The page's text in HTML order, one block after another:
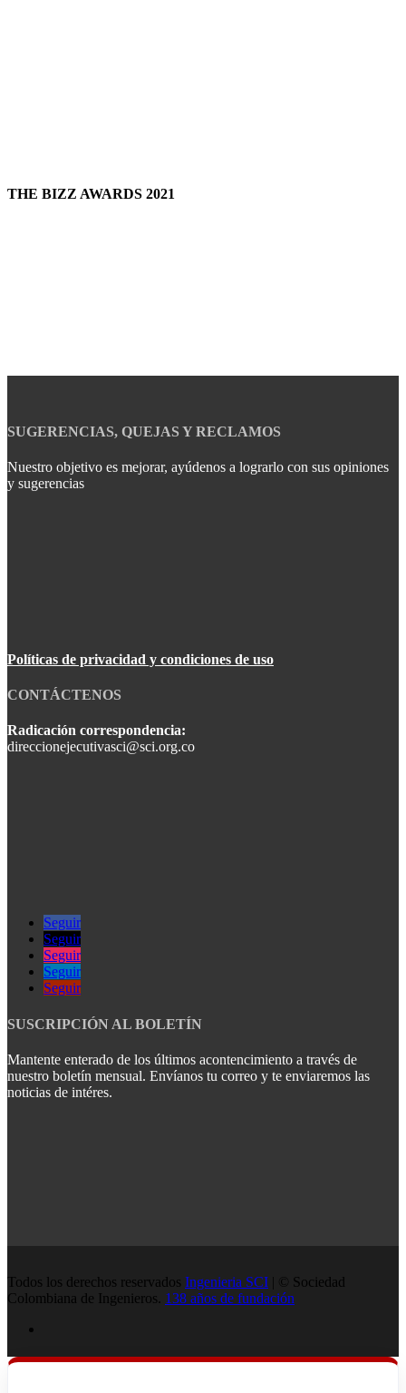
THE BIZZ AWARDS 2021
SUGERENCIAS, QUEJAS Y RECLAMOS
Nuestro objetivo es mejorar, ayúdenos a lograrlo con sus opiniones
y sugerencias
Políticas de privacidad y condiciones de uso
CONTÁCTENOS
Radicación correspondencia:
direccionejecutivasci@sci.org.co
Seguir
Seguir
Seguir
Seguir
Seguir
SUSCRIPCIÓN AL BOLETÍN
Mantente enterado de los últimos acontencimiento a través de
nuestro boletín mensual. Envíanos tu correo y te enviaremos las
noticias de intéres.
Todos los derechos reservados Ingenieria SCI | © Sociedad
Colombiana de Ingenieros. 138 años de fundación